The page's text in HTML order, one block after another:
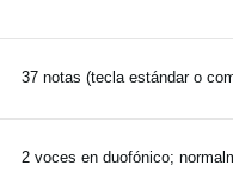
37 notas (tecla estándar o
2 voces en duofónico;